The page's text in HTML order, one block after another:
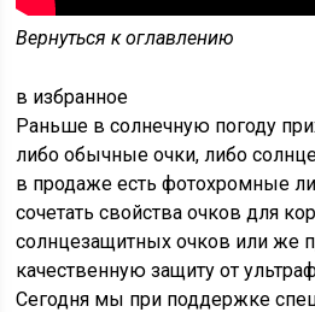
Вернуться к оглавлению
в избранное
Раньше в солнечную погоду
либо обычные очки, либо
в продаже есть фотохромные
сочетать свойства очков для
солнцезащитных очков или же
качественную защиту от
Сегодня мы при поддержке